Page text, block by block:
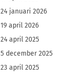
24 januari 2026
19 april 2026
24 april 2025
5 december 2025
23 april 2025